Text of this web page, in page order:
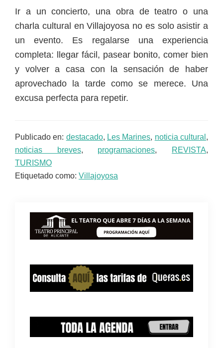
Ir a un concierto, una obra de teatro o una
charla cultural en Villajoyosa no es solo asistir a
un evento. Es regalarse una experiencia
completa: llegar fácil, pasear bonito, comer bien
y volver a casa con la sensación de haber
aprovechado la tarde como se merece. Una
excusa perfecta para repetir.
Publicado en: destacado, Les Marines, noticia cultural ,
noticias breves, programaciones, REVISTA,
TURISMO
Etiquetado como: Villajoyosa